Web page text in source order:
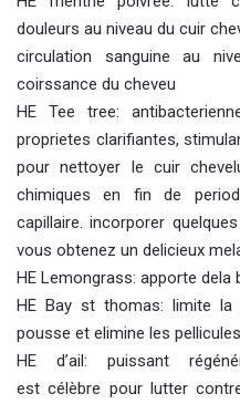
douleurs au niveau du cuir
circulation sanguine au
coirssance du cheveu
HE Tee tree:
proprietes clarifiantes,
pour nettoyer le cuir
chimiques en fin de
capillaire. incorporer
vous obtenez un delicieux
HE Lemongrass: apporte dela
HE Bay st thomas: limite la
pousse et elimine les pellicules
HE d’ail: puissant
est célèbre pour lutter